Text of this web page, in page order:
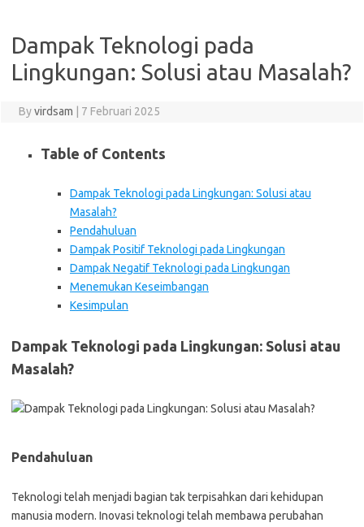
Dampak Teknologi pada
Lingkungan: Solusi atau Masalah?
Byvirdsam 7 Februari 2025
Table of Contents
Dampak Teknologi pada Lingkungan: Solusi atau
Masalah?
Pendahuluan
Dampak Positif Teknologi pada Lingkungan
Dampak Negatif Teknologi pada Lingkungan
Menemukan Keseimbangan
Kesimpulan
Dampak Teknologi pada Lingkungan: Solusi atau
Masalah?
Pendahuluan
Teknologi telah menjadi bagian tak terpisahkan dari kehidupan
manusia modern. Inovasi teknologi telah membawa perubahan